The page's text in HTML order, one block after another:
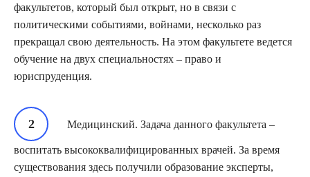
факультетов, который был открыт, но в связи с
политическими событиями, войнами, несколько раз
прекращал свою деятельность. На этом факультете ведется
обучение на двух специальностях – право и
юриспруденция.
Медицинский. Задача данного факультета –
воспитать высококвалифицированных врачей. За время
существования здесь получили образование эксперты,